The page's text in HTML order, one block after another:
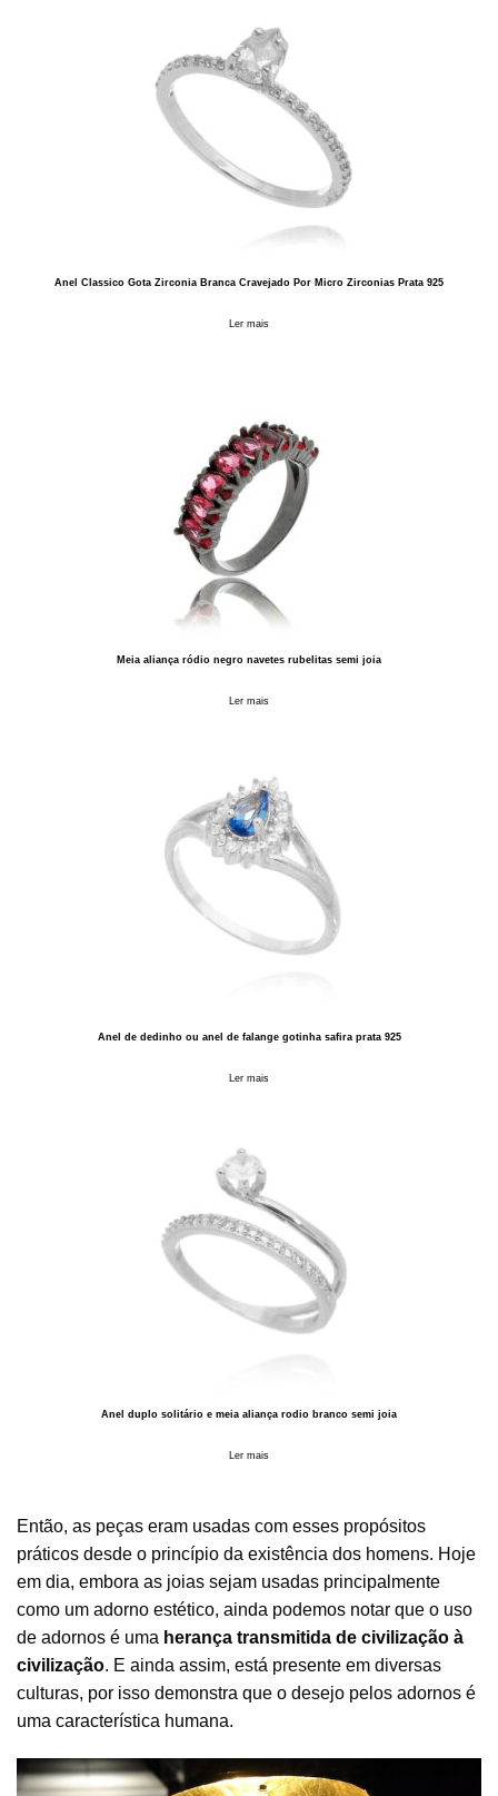
Anel Classico Gota Zirconia Branca Cravejado Por Micro Zirconias Prata 925
Ler mais
Meia aliança ródio negro navetes rubelitas semi joia
Ler mais
Anel de dedinho ou anel de falange gotinha safira prata 925
Ler mais
Anel duplo solitário e meia aliança rodio branco semi joia
Ler mais
Então, as peças eram usadas com esses propósitos
práticos desde o princípio da existência dos homens. Hoje
em dia, embora as joias sejam usadas principalmente
como um adorno estético, ainda podemos notar que o uso
de adornos é uma herança transmitida de civilização à
civilização. E ainda assim, está presente em diversas
culturas, por isso demonstra que o desejo pelos adornos é
uma característica humana.